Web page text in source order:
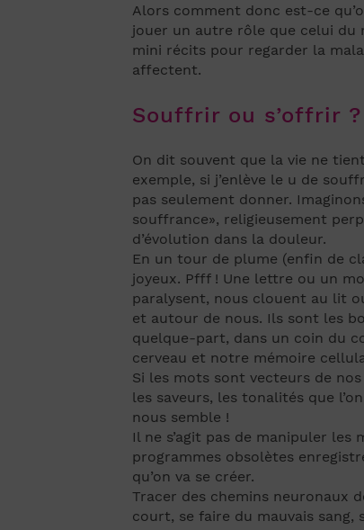
Alors comment donc est-ce
jouer un autre rôle que celui du
mini récits pour regarder la
affectent.
Souffrir ou s’offrir
On dit souvent que la vie ne
exemple, si j’enlève le u de
pas seulement donner.
souffrance», religieusement
d’évolution dans la douleur.
En un tour de plume (enfin de
joyeux. Pfff ! Une lettre ou un
paralysent, nous clouent au lit
et autour de nous. Ils sont les
quelque-part, dans un coin du
cerveau et notre mémoire
Si les mots sont vecteurs de
les saveurs, les tonalités que
nous semble !
Il ne s’agit pas de manipuler
programmes obsolètes
qu’on va se créer.
Tracer des chemins neuronaux
court, se faire du mauvais